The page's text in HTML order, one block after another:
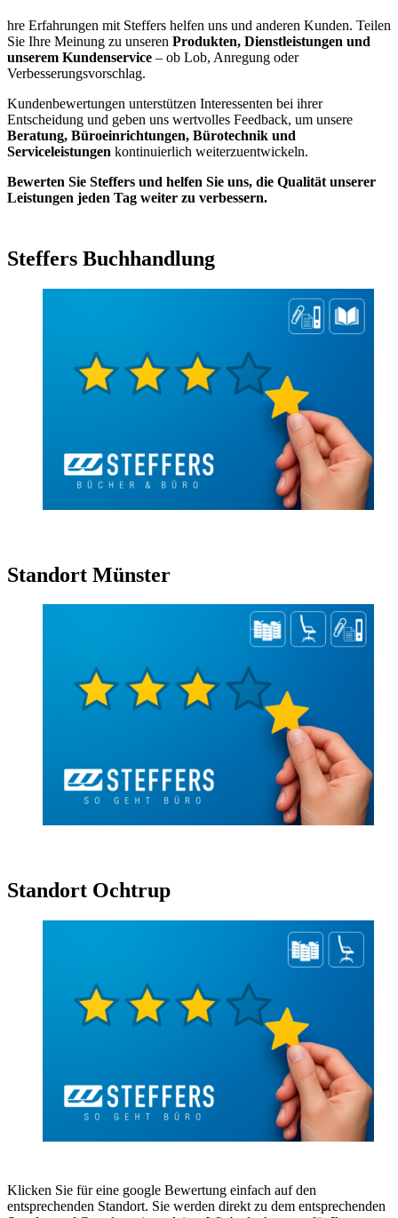
hre Erfahrungen mit Steffers helfen uns und anderen Kunden. Teilen
Sie Ihre Meinung zu unseren Produkten, Dienstleistungen und
unserem Kundenservice – ob Lob, Anregung oder
Verbesserungsvorschlag.
Kundenbewertungen unterstützen Interessenten bei ihrer
Entscheidung und geben uns wertvolles Feedback, um unsere
Beratung, Büroeinrichtungen, Bürotechnik und
Serviceleistungen kontinuierlich weiterzuentwickeln.
Bewerten Sie Steffers und helfen Sie uns, die Qualität unserer
Leistungen jeden Tag weiter zu verbessern.
Steffers Buchhandlung
Standort Münster
Standort Ochtrup
Klicken Sie für eine google Bewertung einfach auf den
entsprechenden Standort. Sie werden direkt zu dem entsprechenden